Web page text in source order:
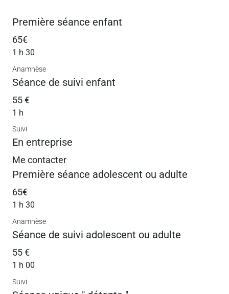
Première séance enfant
65€
1 h 30
Anamnèse
Séance de suivi enfant
55 €
1 h
Suivi
En entreprise
Me contacter
Première séance adolescent ou adulte
65€
1 h 30
Anamnèse
Séance de suivi adolescent ou adulte
55 €
1 h 00
Suivi